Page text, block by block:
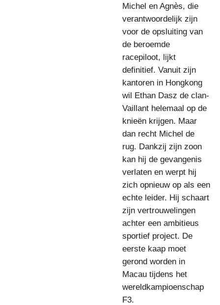
Michel en Agnès, die
verantwoordelijk zijn
voor de opsluiting van
de beroemde
racepiloot, lijkt
definitief. Vanuit zijn
kantoren in Hongkong
wil Ethan Dasz de clan-
Vaillant helemaal op de
knieën krijgen. Maar
dan recht Michel de
rug. Dankzij zijn zoon
kan hij de gevangenis
verlaten en werpt hij
zich opnieuw op als een
echte leider. Hij schaart
zijn vertrouwelingen
achter een ambitieus
sportief project. De
eerste kaap moet
gerond worden in
Macau tijdens het
wereldkampioenschap
F3.